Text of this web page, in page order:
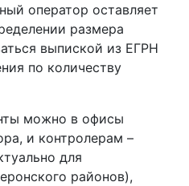
оператор оставляет
размера
выпиской из ЕГРН
по количеству
можно в офисы
и контролерам –
для
районов),